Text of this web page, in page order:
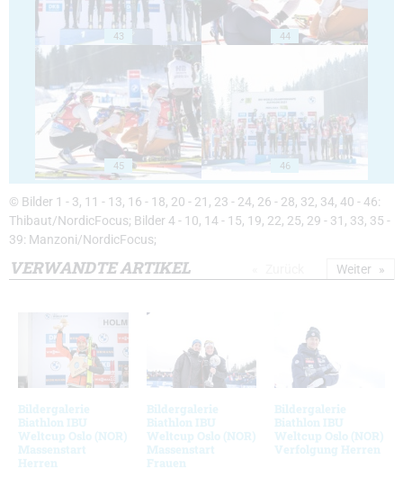
43 44
45 46
© Bilder 1 - 3, 11 - 13, 16 - 18, 20 - 21, 23 - 24, 26 - 28, 32, 34, 40 - 46:
Thibaut/NordicFocus; Bilder 4 - 10, 14 - 15, 19, 22, 25, 29 - 31, 33, 35 -
39: Manzoni/NordicFocus;
VERWANDTE ARTIKEL
Bildergalerie
Biathlon IBU
Weltcup Oslo (NOR)
Massenstart
Herren
Bildergalerie
Biathlon IBU
Weltcup Oslo (NOR)
Massenstart
Frauen
Bildergalerie
Biathlon IBU
Weltcup Oslo (NOR)
Verfolgung Herren
Weiter